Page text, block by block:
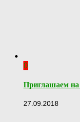
0
Приглашаем
27.09.2018